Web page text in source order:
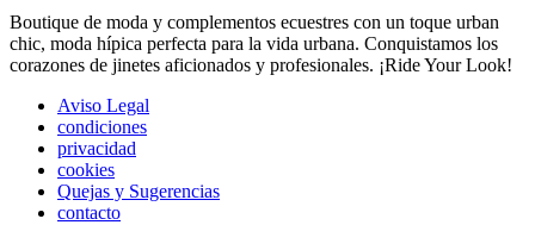
Boutique de moda y complementos ecuestres con un toque urban
chic, moda hípica perfecta para la vida urbana. Conquistamos los
corazones de jinetes aficionados y profesionales. ¡Ride Your Look!
Aviso Legal
condiciones
privacidad
cookies
Quejas y Sugerencias
contacto